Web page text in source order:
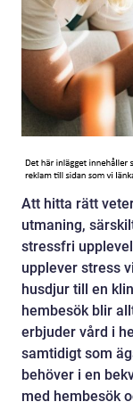
Att hitta rätt
utmaning,
stressfri
upplever stress
husdjur till en
hembesök blir
erbjuder vård i
samtidigt som
behöver i en
med hembesök